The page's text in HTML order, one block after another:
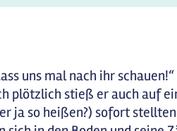
uns mal nach ihr
plötzlich stieß er auch auf
ja so heißen?) sofort